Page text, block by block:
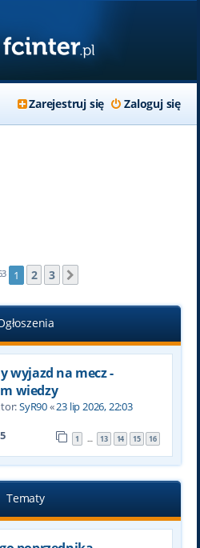
Zaloguj się
Zarejestruj się
1 2 3
wyjazd na mecz -
wiedzy
SyR90«23 lip 2026, 22:03
1 … 13 14 15 16
Tematy